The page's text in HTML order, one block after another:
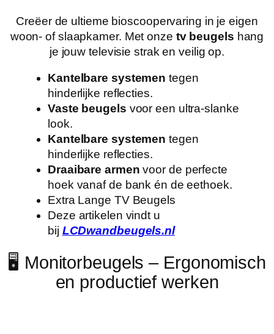
Creëer de ultieme bioscoopervaring in je eigen
woon- of slaapkamer. Met onze tv beugels hang
je jouw televisie strak en veilig op.
Kantelbare systemen tegen
hinderlijke reflecties.
Vaste beugels voor een ultra-slanke
look.
Kantelbare systemen tegen
hinderlijke reflecties.
Draaibare armen voor de perfecte
hoek vanaf de bank én de eethoek.
Extra Lange TV Beugels
Deze artikelen vindt u
bij LCDwandbeugels.nl
🖥️ Monitorbeugels – Ergonomisch
en productief werken